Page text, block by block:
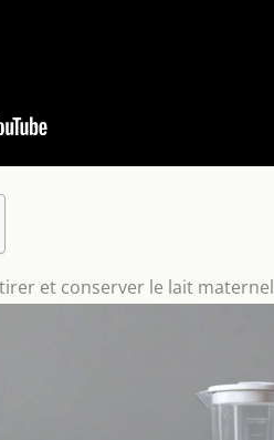
et conserver le lait maternel